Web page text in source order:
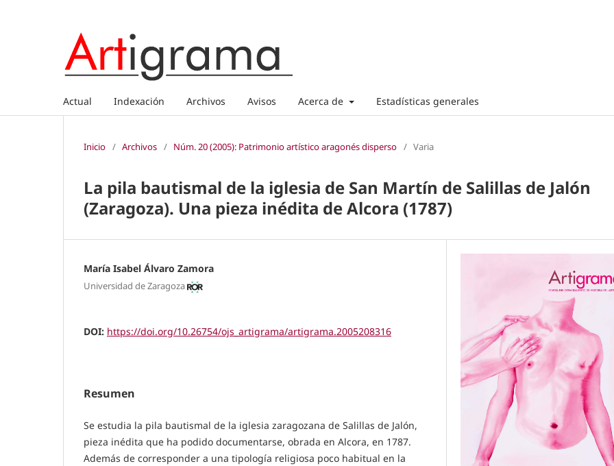
Actual Indexación Archivos Avisos Acerca de Estadísticas generales
Inicio / Archivos / Núm. 20 (2005): Patrimonio artístico aragonés disperso / Varia
La pila bautismal de la iglesia de San Martín de Salillas de Jalón
(Zaragoza). Una pieza inédita de Alcora (1787)
María Isabel Álvaro Zamora
Universidad de Zaragoza
DOI: https://doi.org/10.26754/ojs_artigrama/artigrama.2005208316
Resumen
Se estudia la pila bautismal de la iglesia zaragozana de Salillas de Jalón,
pieza inédita que ha podido documentarse, obrada en Alcora, en 1787.
Además de corresponder a una tipología religiosa poco habitual en la